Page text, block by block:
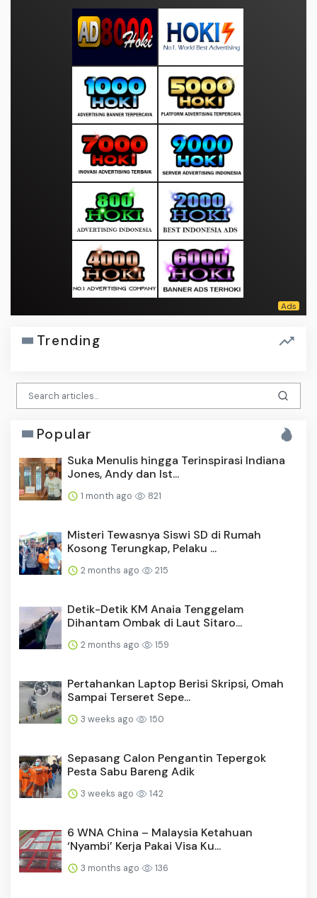
Trending
Popular
Suka Menulis hingga Terinspirasi Indiana
Jones, Andy dan Ist...
1 month ago 821
Misteri Tewasnya Siswi SD di Rumah
Kosong Terungkap, Pelaku ...
2 months ago 215
Detik-Detik KM Anaia Tenggelam
Dihantam Ombak di Laut Sitaro...
2 months ago 159
Pertahankan Laptop Berisi Skripsi, Omah
Sampai Terseret Sepe...
3 weeks ago 150
Sepasang Calon Pengantin Tepergok
Pesta Sabu Bareng Adik
3 weeks ago 142
6 WNA China – Malaysia Ketahuan
‘Nyambi’ Kerja Pakai Visa Ku...
3 months ago 136